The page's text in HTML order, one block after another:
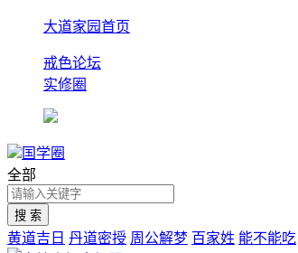
大道家园首页
戒色论坛
实修圈
国学圈
全部
黄道吉日 丹道密授 周公解梦 百家姓 能不能吃